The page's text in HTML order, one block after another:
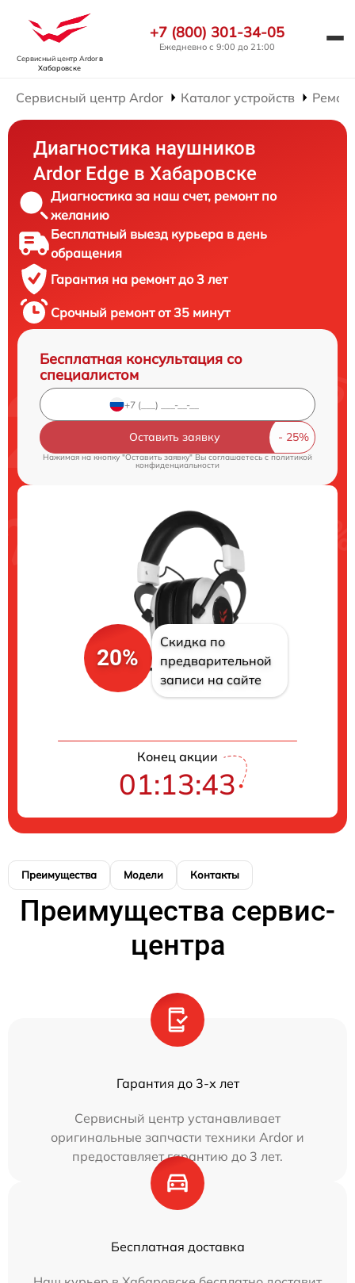
Сервисный центр Ardorв
Хабаровске
+7 (800) 301-34-05
Ежедневно с 9:00 до 21:00
Сервисный центр Ardor Каталог устройств
Диагностика наушников
Ardor Edge в Хабаровске
Диагностика за наш счет, ремонт по
желанию
Бесплатный выезд курьера в день
обращения
Гарантия на ремонт до 3 лет
Срочный ремонт от 35 минут
Бесплатная консультация со
специалистом
Оставить заявку
Нажимая на кнопку "Оставить заявку" Вы соглашаетесь cполитикой
конфиденциальности
20%
Скидка по
предварительной
записи на сайте
Конец акции
01:13:43
Преимущества Модели Контакты
Преимущества сервис-
центра
Гарантия до 3-х лет
Сервисный центр устанавливает
оригинальные запчасти техники Ardor и
предоставляет гарантию до 3 лет.
Бесплатная доставка